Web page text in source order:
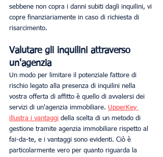
sebbene non copra i danni subiti dagli inquilini, vi
copre finanziariamente in caso di richiesta di
risarcimento.
Valutare gli inquilini attraverso
un'agenzia
Un modo per limitare il potenziale fattore di
rischio legato alla presenza di inquilini nella
vostra offerta di affitto è quello di avvalersi dei
servizi di un'agenzia immobiliare. UpperKey
illustra i vantaggi della scelta di un metodo di
gestione tramite agenzia immobiliare rispetto al
fai-da-te, e i vantaggi sono evidenti. Ciò è
particolarmente vero per quanto riguarda la